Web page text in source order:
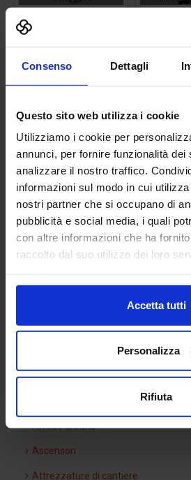
Consenso Dettagli
Questo sito web utilizza i cookie
Utilizziamo i cookie per
annunci, per fornire funzionalità dei
analizzare il nostro traffico.
informazioni sul modo in cui
nostri partner che si occupano di
pubblicità e social media, i quali
con altre informazioni che ha
raccolto dal suo utilizzo dei loro
Accetta tutti
Personalizza
Rifiuta
Tavolo riunioni 04
Rampa Skate 02
Categorie Blocchi CAD
Arredi interni
Arredo urbano
Ascensori
Attrezzature di cantiere